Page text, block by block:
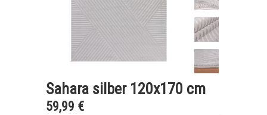
Sahara silber 120x170 cm
59,99 €